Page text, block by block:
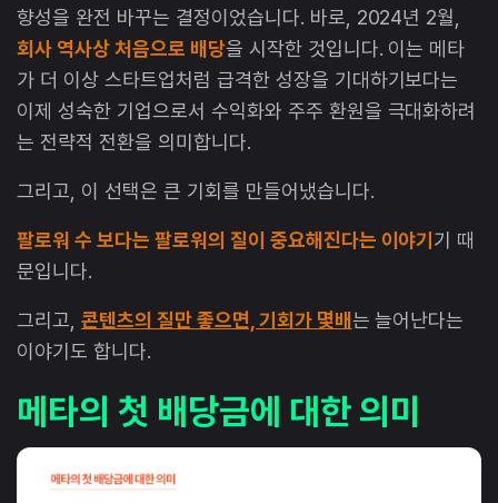
향성을 완전 바꾸는 결정이었습니다. 바로, 2024년 2월,
회사 역사상 처음으로 배당을 시작한 것입니다. 이는 메타
가 더 이상 스타트업처럼 급격한 성장을 기대하기보다는
이제 성숙한 기업으로서 수익화와 주주 환원을 극대화하려
는 전략적 전환을 의미합니다.
그리고, 이 선택은 큰 기회를 만들어냈습니다.
팔로워 수 보다는 팔로워의 질이 중요해진다는 이야기 기 때
문입니다.
그리고, 콘텐츠의 질만 좋으면, 기회가 몇배는 늘어난다는
이야기도 합니다.
메타의 첫 배당금에 대한 의미